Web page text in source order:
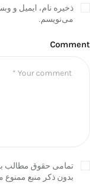
ذخیره نام، ایمیل و
می‌نویسم.
Comment
تمامی حقوق مطالب
بدون ذکر منبع ممنوع